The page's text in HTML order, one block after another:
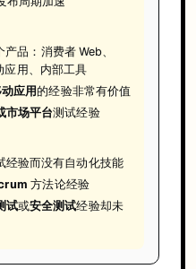
品：消费者 Web、
应用、内部工具
应用的经验非常有价值
市场平台测试经验
经验而没有自动化技能
方法论经验
试或安全测试经验却未